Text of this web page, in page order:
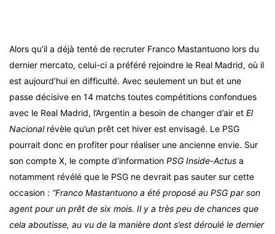
Alors qu’il a déjà tenté de recruter Franco Mastantuono lors du
dernier mercato, celui-ci a préféré rejoindre le Real Madrid, où il
est aujourd’hui en difficulté. Avec seulement un but et une
passe décisive en 14 matchs toutes compétitions confondues
avec le Real Madrid, l’Argentin a besoin de changer d’air et El
Nacionalrévèle qu’un prêt cet hiver est envisagé. Le PSG
pourrait donc en profiter pour réaliser une ancienne envie. Sur
son compte X, le compte d’information PSG Inside-Actus a
notamment révélé que le PSG ne devrait pas sauter sur cette
occasion : “Franco Mastantuono a été proposé au PSG par son
agent pour un prêt de six mois. Il y a très peu de chances que
cela aboutisse, au vu de la manière dont s’est déroulé le dernier